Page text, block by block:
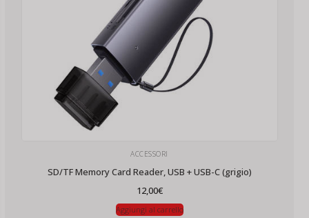
ACCESSORI
SD/TF Memory Card Reader, USB + USB-C (grigio)
12,00€
Aggiungi al carrello